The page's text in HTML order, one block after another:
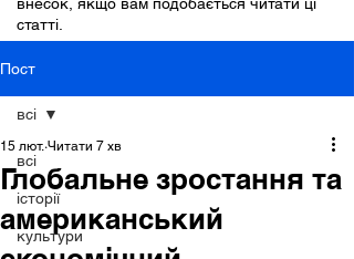
статті.
Пост
всі
історії
культури
всі
Глобальне зростання та
американський
15 лют. Читати 7 хв